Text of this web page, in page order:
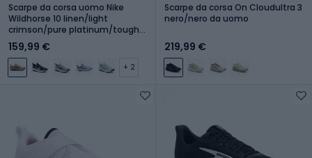
Scarpe da corsa uomo Nike
Wildhorse 10 linen/light
crimson/pure platinum/tough
red
159,99 €
+ 2
Scarpe da corsa On Cloudultra 3
nero/nero da uomo
219,99 €